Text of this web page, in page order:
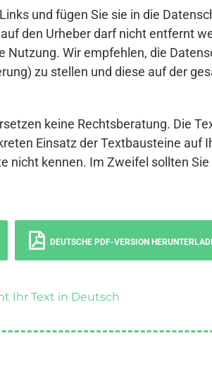
und fügen Sie sie in die
den Urheber darf nicht entfernt
Wir empfehlen, die
zu stellen und diese auf der
keine Rechtsberatung. Die
Einsatz der Textbausteine auf
nicht kennen. Im Zweifel sollten
DEUTSCHE PDF-VERSION
Ihr Text in Deutsch